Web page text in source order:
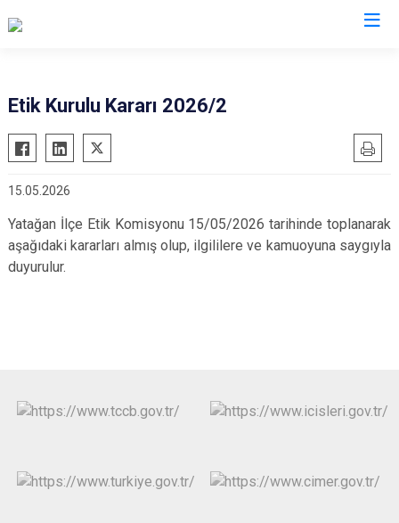
Bodrum
Dalaman
Datça
Fethiye
Kavaklıdere
Köyceğiz
Yatağan
Seydikemer
Etik Kurulu Kararı 2026/2
15.05.2026
Yatağan İlçe Etik Komisyonu 15/05/2026 tarihinde toplanarak
aşağıdaki kararları almış olup, ilgililere ve kamuoyuna saygıyla
duyurulur.